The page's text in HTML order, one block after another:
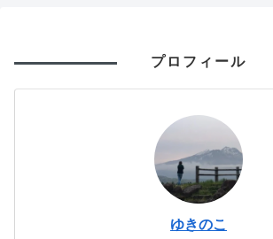
プロフィール
ゆきのこ